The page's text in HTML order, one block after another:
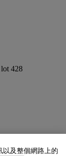
428
以及整個網路上的